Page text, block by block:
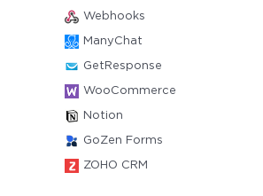
Webhooks
ManyChat
GetResponse
WooCommerce
Notion
GoZen Forms
ZOHO CRM